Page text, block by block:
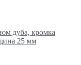
дуба, кромка
25 мм